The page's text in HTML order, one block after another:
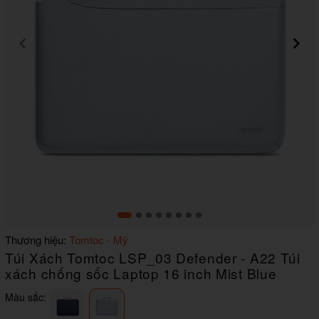
Item
1
of
8
Thương hiệu: Tomtoc - Mỹ
Túi Xách Tomtoc LSP_03 Defender - A22 Túi
xách chống sốc Laptop 16 inch Mist Blue
Màu sắc: